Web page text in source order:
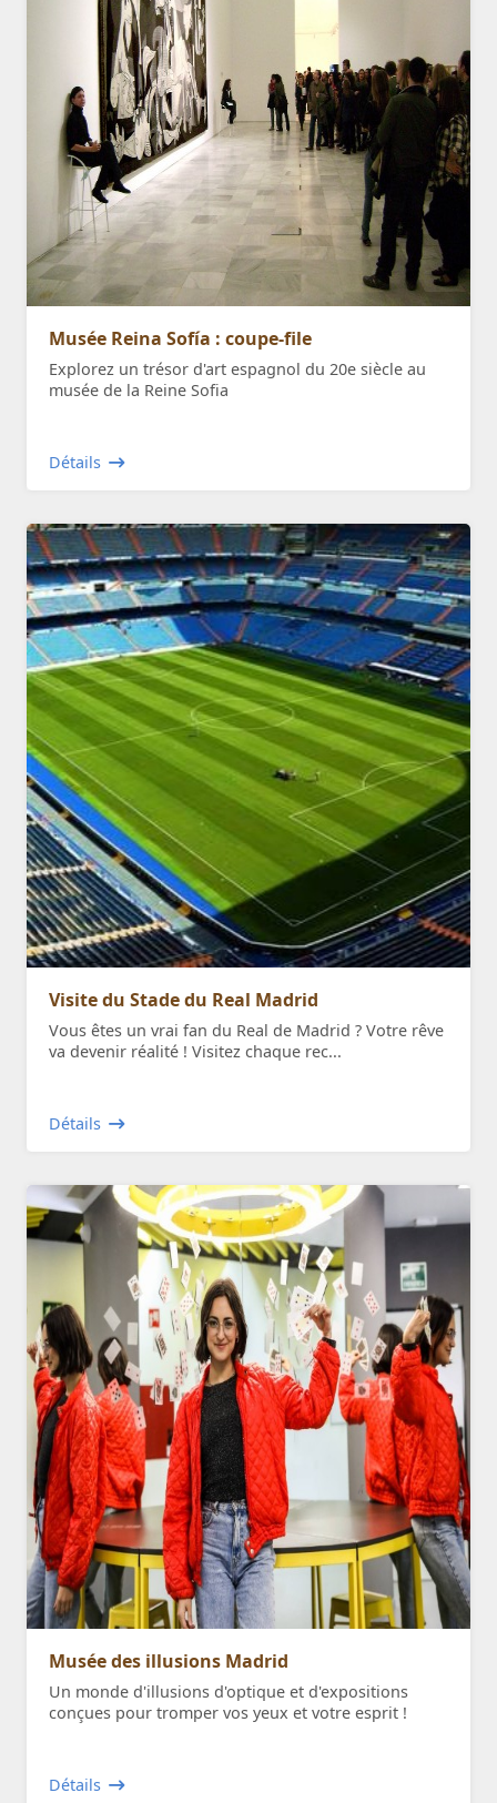
Musée Reina Sofía : coupe-file
Explorez un trésor d'art espagnol du 20e siècle au
musée de la Reine Sofia
Détails
Visite du Stade du Real Madrid
Vous êtes un vrai fan du Real de Madrid ? Votre rêve
va devenir réalité ! Visitez chaque rec...
Détails
Musée des illusions Madrid
Un monde d'illusions d'optique et d'expositions
conçues pour tromper vos yeux et votre esprit !
Détails